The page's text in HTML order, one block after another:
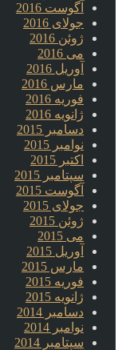
آگوست 2016
جولای 2016
ژوئن 2016
می 2016
آوریل 2016
مارس 2016
فوریه 2016
ژانویه 2016
دسامبر 2015
نوامبر 2015
اکتبر 2015
سپتامبر 2015
آگوست 2015
جولای 2015
ژوئن 2015
می 2015
آوریل 2015
مارس 2015
فوریه 2015
ژانویه 2015
دسامبر 2014
نوامبر 2014
سپتامبر 2014